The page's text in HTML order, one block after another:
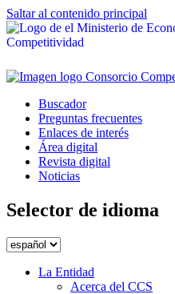
Saltar al contenido principal
Buscador
Preguntas frecuentes
Enlaces de interés
Área digital
Revista digital
Noticias
Selector de idioma
La Entidad
Acerca del CCS